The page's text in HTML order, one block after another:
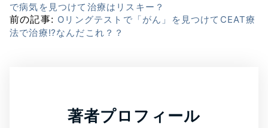
で病気を見つけて治療はリスキー？
前の記事: Oリングテストで「がん」を見つけてCEAT療
法で治療⁉なんだこれ？？
著者プロフィール